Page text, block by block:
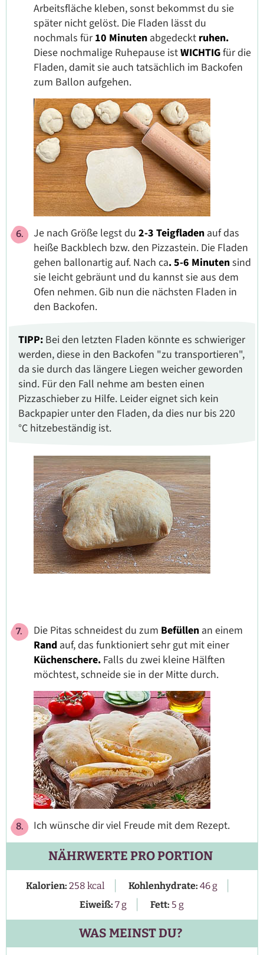
Arbeitsfläche kleben, sonst bekommst du sie
später nicht gelöst. Die Fladen lässt du
nochmals für10 Minuten abgedeckt ruhen.
Diese nochmalige Ruhepause istWICHTIGfür die
Fladen, damit sie auch tatsächlich im Backofen
zum Ballon aufgehen.
Je nach Größe legst du 2-3 Teigfladen auf das
heiße Backblech bzw. den Pizzastein. Die Fladen
gehen ballonartig auf. Nach ca. 5-6 Minutensind
sie leicht gebräunt und du kannst sie aus dem
Ofen nehmen. Gib nun die nächsten Fladen in
den Backofen.
TIPP: Bei den letzten Fladen könnte es schwieriger
werden, diese in den Backofen "zu transportieren",
da sie durch das längere Liegen weicher geworden
sind. Für den Fall nehme am besten einen
Pizzaschieber zu Hilfe. Leider eignet sich kein
Backpapier unter den Fladen, da dies nur bis 220
°C hitzebeständig ist.
Die Pitas schneidest du zum Befüllen an einem
Rand auf, das funktioniert sehr gut mit einer
Küchenschere. Falls du zwei kleine Hälften
möchtest, schneide sie in der Mitte durch.
Ich wünsche dir viel Freude mit dem Rezept.
NÄHRWERTE PRO PORTION
Kalorien: 258 kcal | Kohlenhydrate: 46g |
Eiweiß: 7g | Fett: 5 g
WAS MEINST DU?